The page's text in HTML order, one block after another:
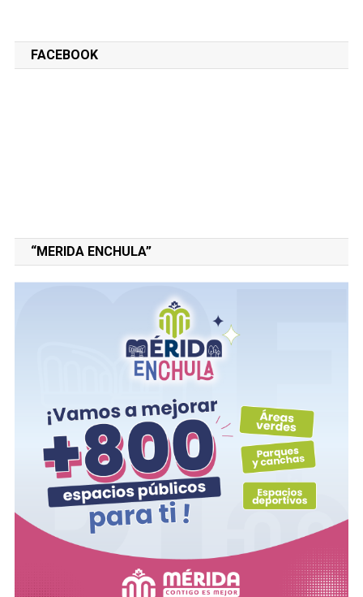
FACEBOOK
“MERIDA ENCHULA”